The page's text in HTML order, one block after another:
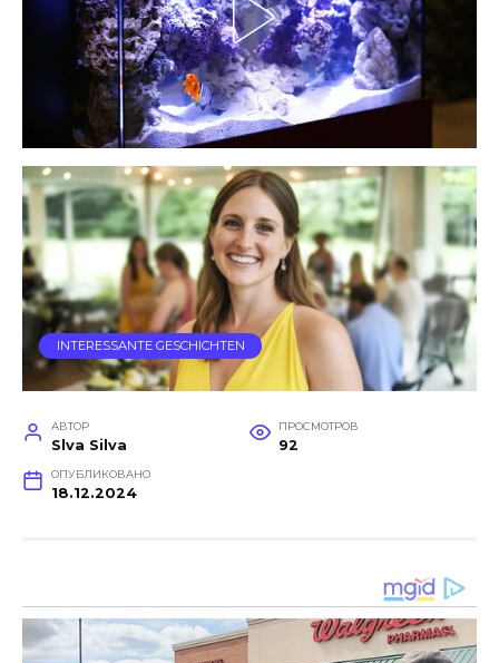
INTERESSANTE GESCHICHTEN
АВТОР
Slva Silva
ПРОСМОТРОВ
92
ОПУБЛИКОВАНО
18.12.2024